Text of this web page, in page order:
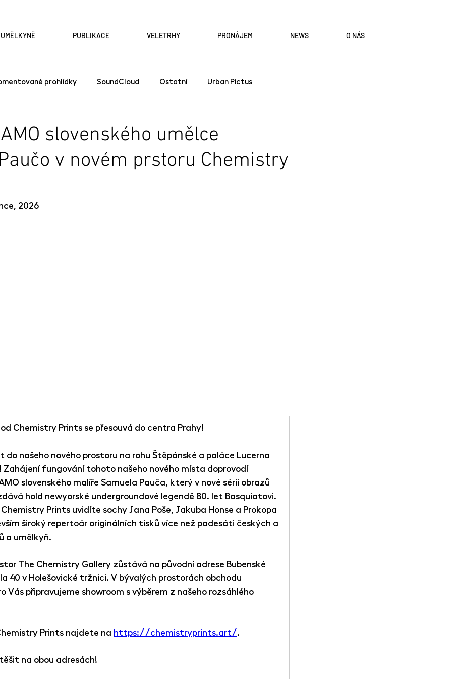
PUBLIKACE VELETRHY PRONÁJEM NEWS O NÁS
prohlídky SoundCloud Ostatní Urban Pictus
slovenského umělce
v novém prstoru Chemistry
2026
Chemistry Prints se přesouvá do centra Prahy!
do našeho nového prostoru na rohu Štěpánské a paláce Lucerna
Zahájení fungování tohoto našeho nového místa doprovodí
slovenského malíře Samuela Pauča, který v nové sérii obrazů
hold newyorské undergroundové legendě 80. let Basquiatovi.
Prints uvidíte sochy Jana Poše, Jakuba Honse a Prokopa
široký repertoár originálních tisků více než padesáti českých a
a umělkyň.
The Chemistry Gallery zůstává na původní adrese Bubenské
40 v Holešovické tržnici. V bývalých prostorách obchodu
Vás připravujeme showroom s výběrem z našeho rozsáhlého
Prints najdete na https://chemistryprints.art/.
na obou adresách!